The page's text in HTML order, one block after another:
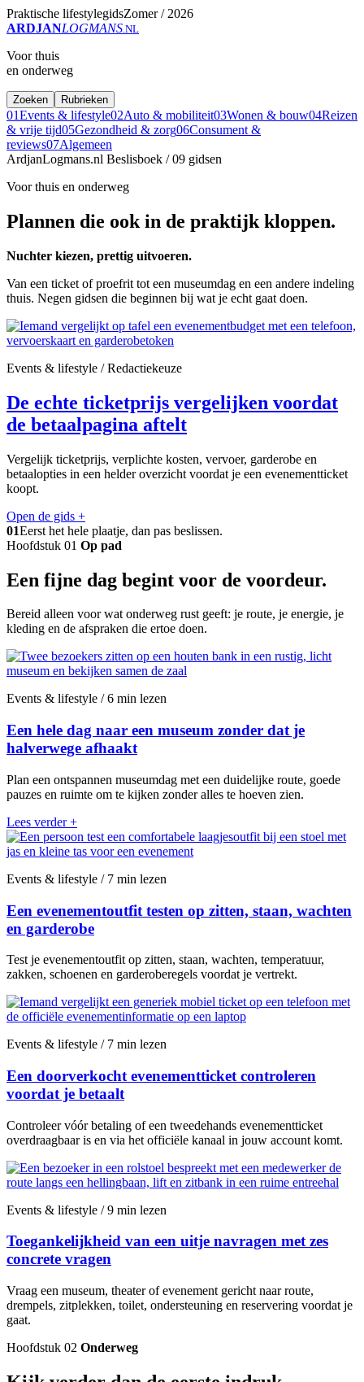
Praktische lifestylegidsZomer / 2026
ARDJANLOGMANS.NL
Voor thuis
en onderweg
Zoeken Rubrieken
01Events & lifestyle02Auto & mobiliteit03Wonen & bouw04Reizen
& vrije tijd05Gezondheid & zorg06Consument &
reviews07Algemeen
ArdjanLogmans.nl Beslisboek / 09 gidsen
Voor thuis en onderweg
Plannen die ook in de praktijk kloppen.
Nuchter kiezen, prettig uitvoeren.
Van een ticket of proefrit tot een museumdag en een andere indeling
thuis. Negen gidsen die beginnen bij wat je echt gaat doen.
Events & lifestyle / Redactiekeuze
De echte ticketprijs vergelijken voordat
de betaalpagina aftelt
Vergelijk ticketprijs, verplichte kosten, vervoer, garderobe en
betaalopties in een helder overzicht voordat je een evenementticket
koopt.
Open de gids +
01Eerst het hele plaatje, dan pas beslissen.
Hoofdstuk 01 Op pad
Een fijne dag begint voor de voordeur.
Bereid alleen voor wat onderweg rust geeft: je route, je energie, je
kleding en de afspraken die ertoe doen.
Events & lifestyle / 6 min lezen
Een hele dag naar een museum zonder dat je
halverwege afhaakt
Plan een ontspannen museumdag met een duidelijke route, goede
pauzes en ruimte om te kijken zonder alles te hoeven zien.
Lees verder+
Events & lifestyle / 7 min lezen
Een evenementoutfit testen op zitten, staan, wachten
en garderobe
Test je evenementoutfit op zitten, staan, wachten, temperatuur,
zakken, schoenen en garderoberegels voordat je vertrekt.
Events & lifestyle / 7 min lezen
Een doorverkocht evenementticket controleren
voordat je betaalt
Controleer vóór betaling of een tweedehands evenementticket
overdraagbaar is en via het officiële kanaal in jouw account komt.
Events & lifestyle / 9 min lezen
Toegankelijkheid van een uitje navragen met zes
concrete vragen
Vraag een museum, theater of evenement gericht naar route,
drempels, zitplekken, toilet, ondersteuning en reservering voordat je
gaat.
Hoofdstuk 02 Onderweg